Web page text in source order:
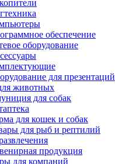
обеспечение
оборудование
для презентаций
животных
для собак
для кошек и собак
для рыб и рептилий
продукция
для компаний